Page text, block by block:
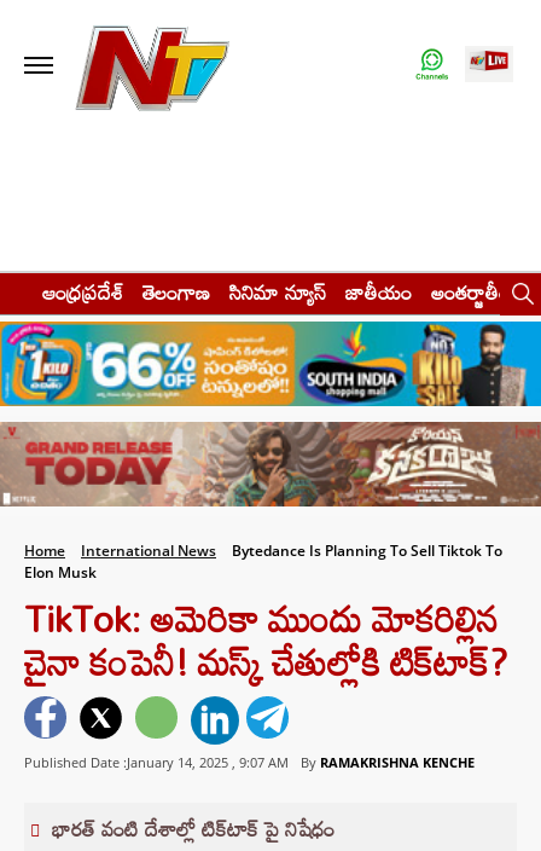
ఆంధ్రప్రదేశ్ తెలంగాణ సినిమా న్యూస్ జాతీయం అంతర్జాతీయం
Home International News
Bytedance Is Planning To Sell Tiktok To
Elon Musk
TikTok: అమెరికా ముందు మోకరిల్లిన
చైనా కంపెనీ! మస్క్‌ చేతుల్లోకి టిక్‌టాక్‌?
Published Date :January 14, 2025 , 9:07 AM By RAMAKRISHNA KENCHE
భారత్ వంటి దేశాల్లో టిక్‌టాక్ పై నిషేధం